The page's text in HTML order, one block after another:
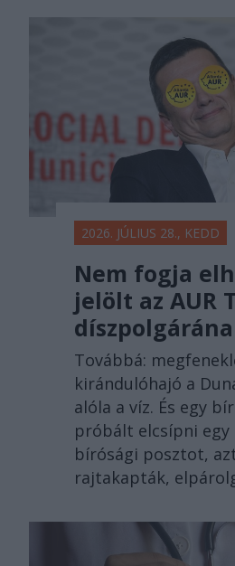
2026. JÚLIUS 28., KEDD
Nem fogja
jelölt az AUR
Továbbá:
kirándulóhajó a
alóla a víz. És egy
próbált elcsípni
bírósági posztot,
rajtakapták,